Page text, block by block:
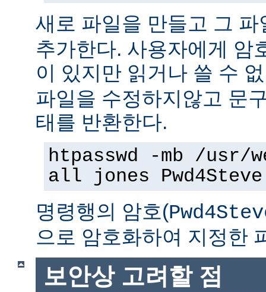
새로 파일을 만들고 그
추가한다. 사용자에게 암
이 있지만 읽거나 쓸 수
파일을 수정하지않고 문
태를 반환한다.
htpasswd -mb /usr/
all jones Pwd4Steve
명령행의 암호(
으로 암호화하여 지정한
보안상 고려할 점